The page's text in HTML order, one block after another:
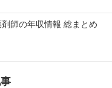
剤師の年収情報 総まとめ